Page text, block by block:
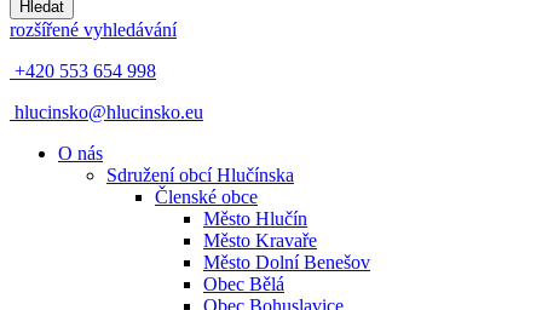
Hledat
rozšířené vyhledávání
+420 553 654 998
hlucinsko@hlucinsko.eu
O nás
Sdružení obcí Hlučínska
Členské obce
Město Hlučín
Město Kravaře
Město Dolní Benešov
Obec Bělá
Obec Bohuslavice